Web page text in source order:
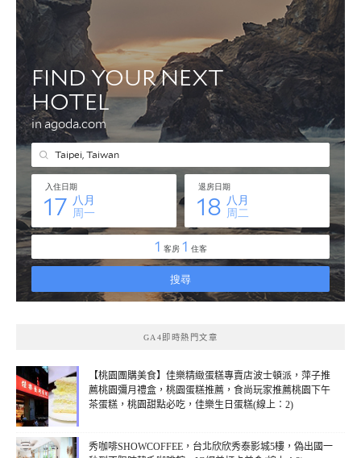
GA4即時熱門文章
【桃園團購美食】佳樂精緻蛋糕專賣店波士頓派，萍子推
薦桃園彌月禮盒，桃園蛋糕推薦，食尚玩家推薦桃園下午
茶蛋糕，桃園甜點必吃，佳樂生日蛋糕(線上：2)
秀咖啡SHOWCOFFEE，台北欣欣秀泰影城5樓，偽出國一